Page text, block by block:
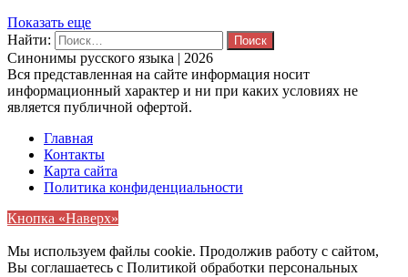
Показать еще
Найти:
Синонимы русского языка | 2026
Вся представленная на сайте информация носит
информационный характер и ни при каких условиях не
является публичной офертой.
Главная
Контакты
Карта сайта
Политика конфиденциальности
Кнопка «Наверх»
Мы используем файлы cookie. Продолжив работу с сайтом,
Вы соглашаетесь с Политикой обработки персональных